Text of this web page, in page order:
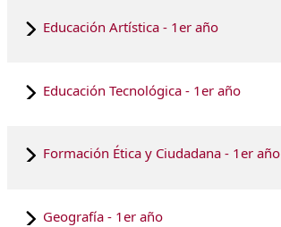
Educación Artística - 1er año
Educación Tecnológica - 1er año
Formación Ética y Ciudadana - 1er año
Geografía - 1er año